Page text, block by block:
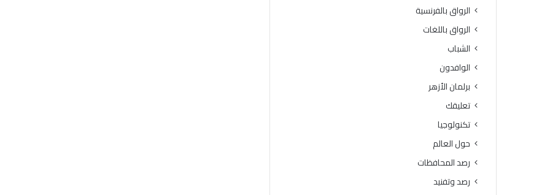
الرواق بالفرنسية
الرواق باللغات
الشباب
الوافدون
برلمان الأزهر
تعليقك
تكنولوجيا
حول العالم
رصد المحافظات
رصد وتفنيد